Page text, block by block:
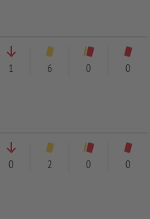
1 6 0 0
0 2 0 0